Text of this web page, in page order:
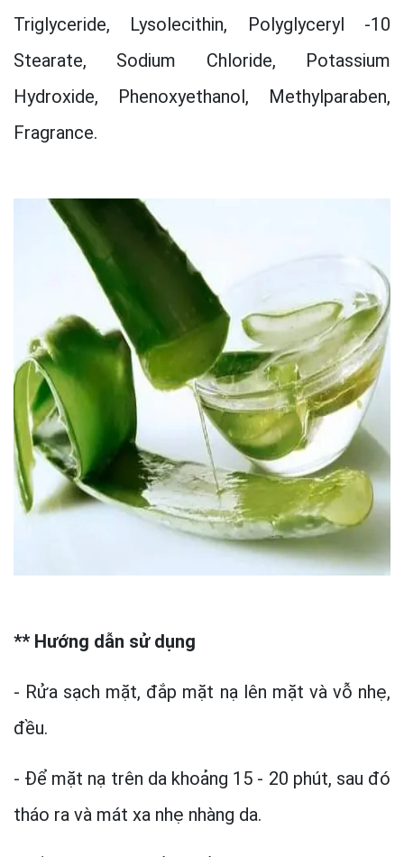
Triglyceride, Lysolecithin, Polyglyceryl -10
Stearate, Sodium Chloride, Potassium
Hydroxide, Phenoxyethanol, Methylparaben,
Fragrance.
** Hướng dẫn sử dụng
- Rửa sạch mặt, đắp mặt nạ lên mặt và vỗ nhẹ,
đều.
- Để mặt nạ trên da khoảng 15 - 20 phút, sau đó
tháo ra và mát xa nhẹ nhàng da.